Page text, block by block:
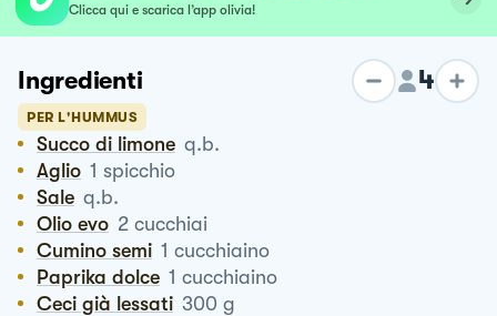
Clicca qui e scarica l’app olivia!
Ingredienti 4
PER L'HUMMUS
Succo di limone q.b.
Aglio 1 spicchio
Sale q.b.
Olio evo 2 cucchiai
Cumino semi 1 cucchiaino
Paprika dolce 1 cucchiaino
Ceci già lessati 300 g